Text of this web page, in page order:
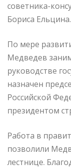
советника-
Бориса Ельцина.
По мере
Медведев
руководстве
назначен
Российской
президентом
Работа в
позволили
лестнице.